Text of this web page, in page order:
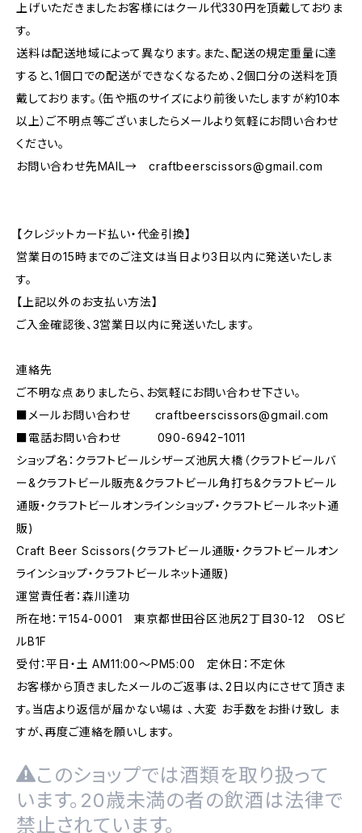
上げいただきましたお客様にはクール代330円を頂戴しておりま
す。
送料は配送地域によって異なります。また、配送の規定重量に達
すると、1個口での配送ができなくなるため、2個口分の送料を頂
戴しております。（缶や瓶のサイズにより前後いたしますが約10本
以上）ご不明点等ございましたらメールより気軽にお問い合わせ
ください。
お問い合わせ先MAIL→craftbeerscissors@gmail.com
【クレジットカード払い・代金引換】
営業日の15時までのご注文は当日より3日以内に発送いたしま
す。
【上記以外のお支払い方法】
ご入金確認後、3営業日以内に発送いたします。
連絡先
ご不明な点ありましたら、お気軽にお問い合わせ下さい。
■メールお問い合わせ craftbeerscissors@gmail.com
■電話お問い合わせ 090-6942ｰ1011
ショップ名：クラフトビールシザーズ池尻大橋（クラフトビールバ
ー&クラフトビール販売&クラフトビール角打ち&クラフトビール
通販・クラフトビールオンラインショップ・クラフトビールネット通
販)
Craft Beer Scissors(クラフトビール通販・クラフトビールオン
ラインショップ・クラフトビールネット通販)
運営責任者：森川達功
所在地：〒154-0001 東京都世田谷区池尻2丁目30-12 OSビ
ルB1F
受付：平日・土 AM11:00～PM5:00 定休日：不定休
お客様から頂きましたメールのご返事は、2日以内にさせて頂きま
す。当店より返信が届かない場は 、大変 お手数をお掛け致し ま
すが、再度ご連絡を願いします。
このショップでは酒類を取り扱って
います。20歳未満の者の飲酒は法律で
禁止されています。